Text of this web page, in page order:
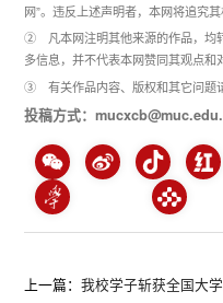
网”。违反上述声明者，本网将追究其
② 凡本网注明其他来源的作品，均
多信息，并不代表本网赞同其观点和
③ 有关作品内容、版权和其它问题
投稿方式：
上一篇：我校学子斩获全国大